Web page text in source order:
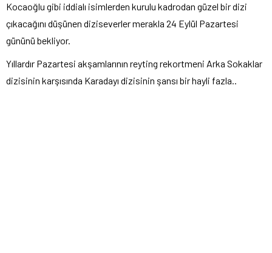
Kocaoğlu gibi iddialı isimlerden kurulu kadrodan güzel bir dizi
çıkacağını düşünen diziseverler merakla 24 Eylül Pazartesi
gününü bekliyor.
Yıllardır Pazartesi akşamlarının reyting rekortmeni Arka Sokaklar
dizisinin karşısında Karadayı dizisinin şansı bir hayli fazla..